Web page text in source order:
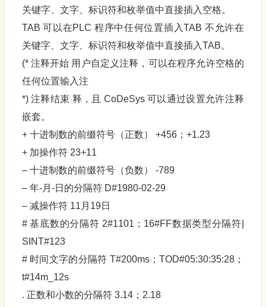
关键字、文字、标识符和枚举值中直接插入空格。
TAB 可以在PLC 程序中任何位置插入TAB 不允许在
关键字、文字、标识符和枚举值中直接插入TAB。
(* 注释开始 用户自定义注释，可以在程序允许空格的
任何位置输入注
*) 注释结束 释，且 CoDeSys 可以通过设置允许注释
嵌套。
+ 十进制数的前缀符号（正数） +456；+1.23
+ 加操作符 23+11
– 十进制数的前缀符号（负数） -789
– 年-月-日的分隔符 D#1980-02-29
– 减操作符 11月19日
# 基底数的分隔符 2#1101；16#FF数据类型分隔符|
SINT#123
# 时间文字的分隔符 T#200ms；TOD#05:30:35:28；
t#14m_12s
. 正数和小数的分隔符 3.14；2.18